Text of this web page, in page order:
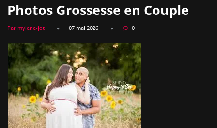
Photos Grossesse en Couple
Par mylene-jot 07 mai 2026 0